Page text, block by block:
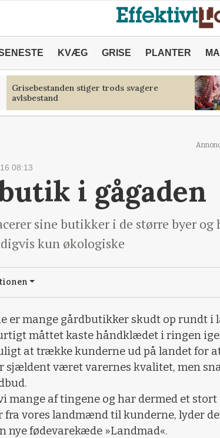
KVÆG GRISE PLANTER
Grisebestanden stiger trods svagere
avlsbestand
08:13
i gågaden
sine butikker i de større byer
kun økologiske
er mange gårdbutikker skudt op rundt i
måttet kaste håndklædet i ringen
at trække kunderne ud på landet for
sjældent været varernes kvalitet, men
mange af tingene og har dermed et
vores landmænd til kunderne, lyder
nye fødevarekæde »Landmad«.